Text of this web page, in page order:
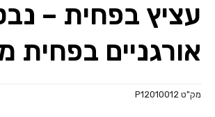
עציץ בפחית –
אורגניים בפחית
מק"ט P12010012